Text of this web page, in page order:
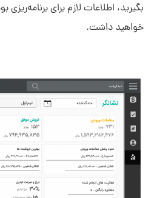
بگیرید، اطلاعات لازم برای
خواهید داشت.